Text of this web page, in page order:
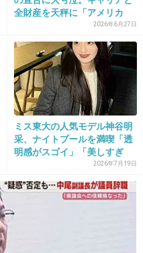
+17 -2
でまだなんとか救われ
+74 -1
全財産を天秤に「アメリカ
2026年6月27日
ミス東大の人気モデル神谷明
采、ナイトプールを満喫「透
明感がスゴイ」「美しすぎ
2026年7月19日